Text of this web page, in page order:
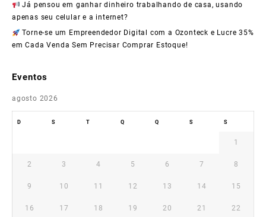
Já pensou em ganhar dinheiro trabalhando de casa, usando
apenas seu celular e a internet?
Torne-se um Empreendedor Digital com a Ozonteck e Lucre 35%
em Cada Venda Sem Precisar Comprar Estoque!
Eventos
agosto 2026
D S T Q Q S S
1
2 3 4 5 6 7 8
9 10 11 12 13 14 15
16 17 18 19 20 21 22